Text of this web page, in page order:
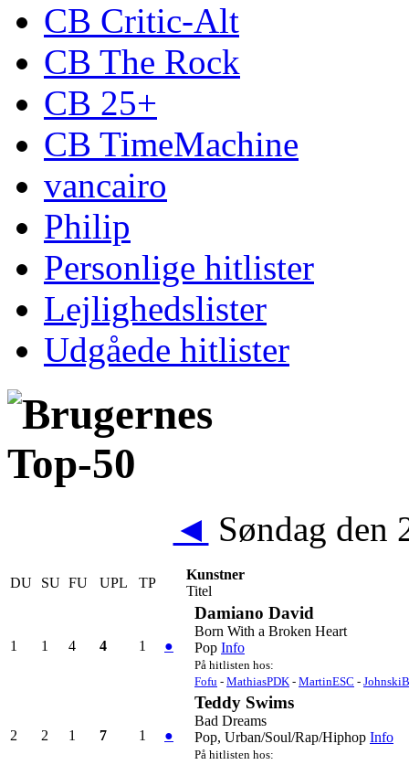
CB Critic-Alt
CB The Rock
CB 25+
CB TimeMachine
vancairo
Philip
Personlige hitlister
Lejlighedslister
Udgåede hitlister
◄ Søndag den
DU SU FU UPL TP
Kunstner
Titel
1 1 4 4 1 ●
Damiano David
Born With a Broken Heart
Pop Info
På hitlisten hos:
Fofu - MathiasPDK - MartinESC -
2 2 1 7 1 ●
Teddy Swims
Bad Dreams
Pop, Urban/Soul/Rap/Hiphop Info
På hitlisten hos: